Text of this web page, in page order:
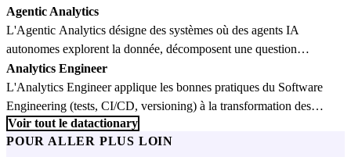
différents fournisseurs de communiquer et collaborer.
Complémentaire du MCP (Model Context Protocol), il standardise
la découverte, la négociation et l'échange de tâches entre agents.
Agentic Analytics
L'Agentic Analytics désigne des systèmes où des agents IA
autonomes explorent la donnée, décomposent une question
complexe en dizaines de requêtes, et produisent une analyse
gouvernée, avec une supervision humaine minimale plutôt qu'un
pilotage manuel de chaque étape.
Analytics Engineer
L'Analytics Engineer applique les bonnes pratiques du Software
Engineering (tests, CI/CD, versioning) à la transformation des
données, comblant le fossé entre Data Engineer et Data Analyst.
Voir tout le datactionary
POUR ALLER PLUS LOIN